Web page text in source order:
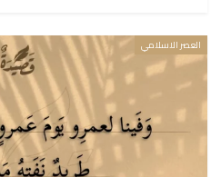
العصر الاسلامي